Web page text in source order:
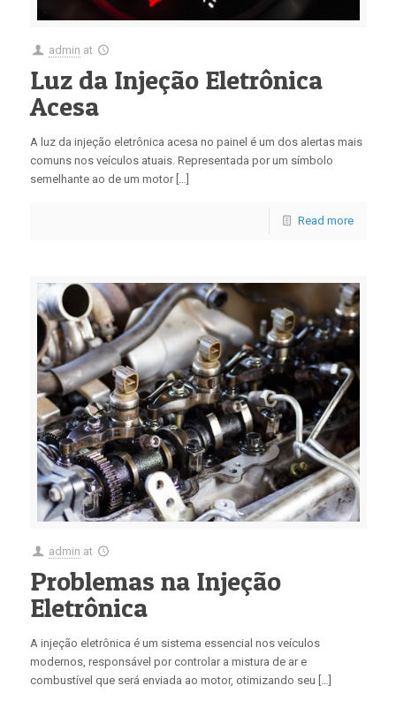
admin at
Luz da Injeção Eletrônica
Acesa
A luz da injeção eletrônica acesa no painel é um dos alertas mais
comuns nos veículos atuais. Representada por um símbolo
semelhante ao de um motor […]
Read more
admin at
Problemas na Injeção
Eletrônica
A injeção eletrônica é um sistema essencial nos veículos
modernos, responsável por controlar a mistura de ar e
combustível que será enviada ao motor, otimizando seu […]